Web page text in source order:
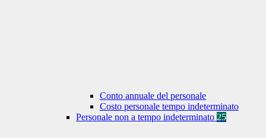
Conto annuale del personale
Costo personale tempo indeterminato
Personale non a tempo indeterminato 25